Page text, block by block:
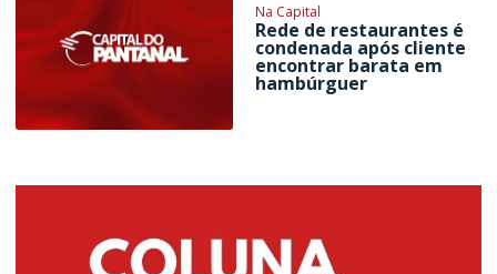
Na Capital
Rede de restaurantes é
condenada após cliente
encontrar barata em
hambúrguer